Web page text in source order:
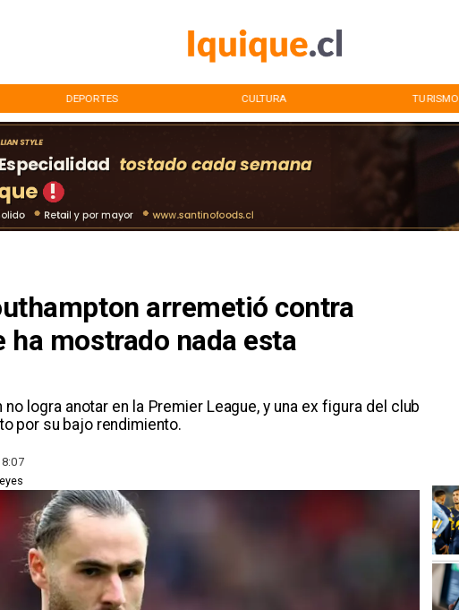
DEPORTES CULTURA TURISMO
arremetió contra
ha mostrado nada esta
logra anotar en la Premier League, y una ex figura del club
por su bajo rendimiento.